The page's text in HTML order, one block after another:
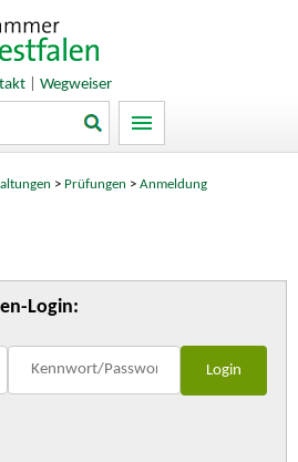
| Wegweiser
> Prüfungen >Anmeldung
Login: